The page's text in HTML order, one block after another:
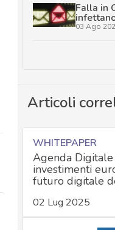
Falla in
03 Ago
Articoli
WHITEPAPER
Agenda
investimenti
futuro digitale
02 Lug 2025